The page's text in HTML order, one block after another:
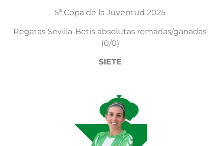
5ª Copa de la Juventud 2025
Regatas Sevilla-Betis absolutas remadas/ganadas
(0/0)
SIETE